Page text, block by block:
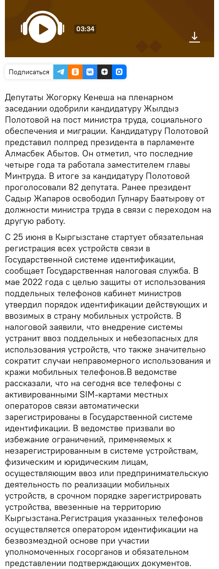
03:34
Подписаться
Депутаты Жогорку Кенеша на пленарном
заседании одобрили кандидатуру Жылдыз
Полотовой на пост министра труда, социального
обеспечения и миграции. Кандидатуру Полотовой
представил полпред президента в парламенте
Алмасбек Абытов. Он отметил, что последние
четыре года та работала заместителем главы
Минтруда. В итоге за кандидатуру Полотовой
проголосовали 82 депутата. Ранее президент
Садыр Жапаров освободил Гулнару Баатырову от
должности министра труда в связи с переходом на
другую работу.
С 25 июня в Кыргызстане стартует обязательная
регистрация всех устройств связи в
Государственной системе идентификации,
сообщает Государственная налоговая служба. В
мае 2022 года с целью защиты от использования
поддельных телефонов кабинет министров
утвердил порядок идентификации действующих и
ввозимых в страну мобильных устройств. В
налоговой заявили, что внедрение системы
устранит ввоз поддельных и небезопасных для
использования устройств, что также значительно
сократит случаи неправомерного использования и
кражи мобильных телефонов.В ведомстве
рассказали, что на сегодня все телефоны с
активированными SIM-картами местных
операторов связи автоматически
зарегистрированы в Государственной системе
идентификации. В ведомстве призвали во
избежание ограничений, применяемых к
незарегистрированным в системе устройствам,
физическим и юридическим лицам,
осуществляющим ввоз или предпринимательскую
деятельность по реализации мобильных
устройств, в срочном порядке зарегистрировать
устройства, ввезенные на территорию
Кыргызстана.Регистрация указанных телефонов
осуществляется оператором идентификации на
безвозмездной основе при участии
уполномоченных госорганов и обязательном
представлении подтверждающих документов.